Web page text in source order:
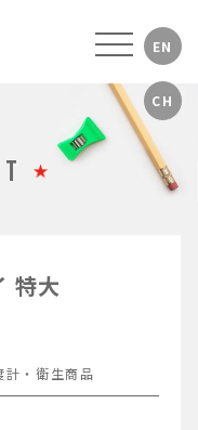
特大
計・衛生商品